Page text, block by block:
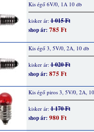
Kis égő 6V/0, 1A 10 db
kisker ár:1 015 Ft
shop ár: 785 Ft
Kis égő 3, 5V/0, 2A, 10 db
kisker ár:1 020 Ft
shop ár: 875 Ft
Kis égő piros 3, 5V/0, 2A,
kisker ár:1 170 Ft
shop ár: 980 Ft